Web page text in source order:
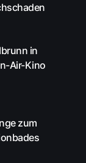
in
Air-Kino
zum